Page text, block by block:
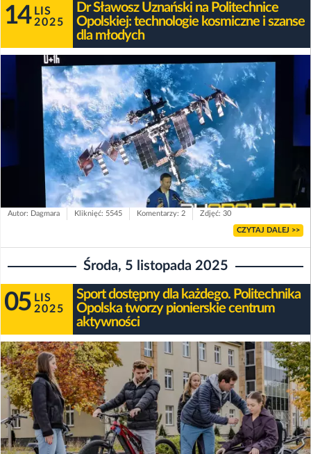
14 LIS
2025
Dr Sławosz Uznański na Politechnice
Opolskiej: technologie kosmiczne i szanse
dla młodych
Autor: Dagmara Kliknięć: 5545 Komentarzy: 2 Zdjęć: 30
CZYTAJ DALEJ >>
Środa, 5 listopada 2025
05 LIS
2025
Sport dostępny dla każdego. Politechnika
Opolska tworzy pionierskie centrum
aktywności